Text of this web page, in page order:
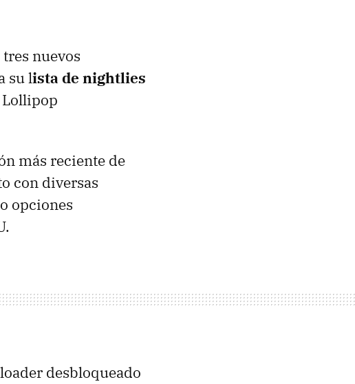
nuevos
su lista de nightlies
Lollipop
más reciente de
con diversas
opciones
desbloqueado